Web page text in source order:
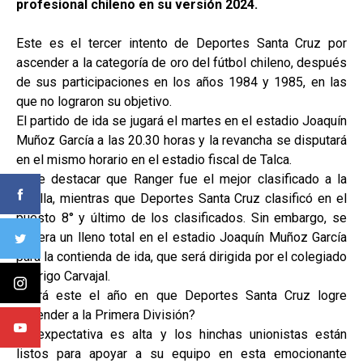
profesional chileno en su versión 2024.
Este es el tercer intento de Deportes Santa Cruz por
ascender a la categoría de oro del fútbol chileno, después
de sus participaciones en los años 1984 y 1985, en las
que no lograron su objetivo.
El partido de ida se jugará el martes en el estadio Joaquín
Muñoz García a las 20.30 horas y la revancha se disputará
en el mismo horario en el estadio fiscal de Talca.
Cabe destacar que Ranger fue el mejor clasificado a la
liguilla, mientras que Deportes Santa Cruz clasificó en el
puesto 8° y último de los clasificados. Sin embargo, se
espera un lleno total en el estadio Joaquín Muñoz García
para la contienda de ida, que será dirigida por el colegiado
Rodrigo Carvajal.
¿Será este el año en que Deportes Santa Cruz logre
ascender a la Primera División?
La expectativa es alta y los hinchas unionistas están
listos para apoyar a su equipo en esta emocionante